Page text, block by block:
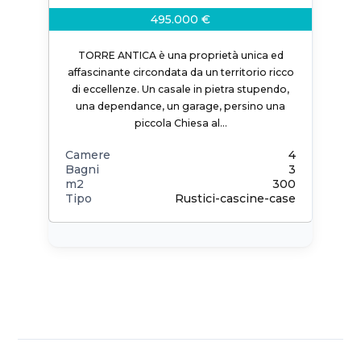
495.000 €
TORRE ANTICA è una proprietà unica ed
affascinante circondata da un territorio ricco
di eccellenze. Un casale in pietra stupendo,
una dependance, un garage, persino una
piccola Chiesa al…
Camere
4
Bagni
3
m2
300
Tipo
Rustici-cascine-case